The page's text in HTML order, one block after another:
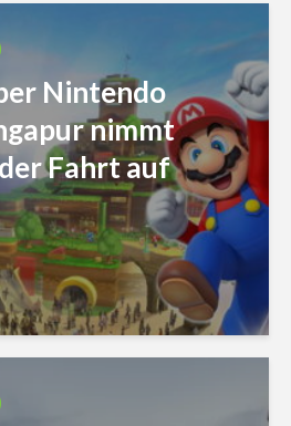
Nintendo
nimmt
Fahrt auf